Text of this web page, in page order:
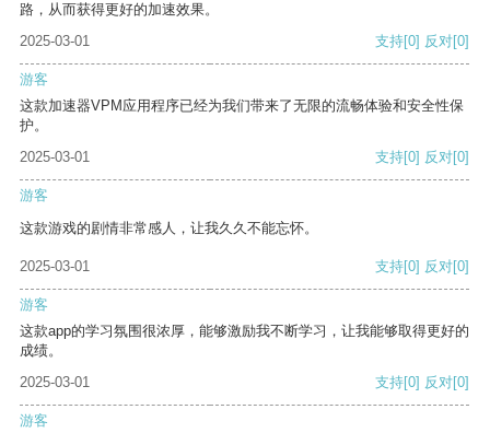
路，从而获得更好的加速效果。
2025-03-01
支持[0] 反对[0]
游客
这款加速器VPM应用程序已经为我们带来了无限的流畅体验和安全性保
护。
2025-03-01
支持[0] 反对[0]
游客
这款游戏的剧情非常感人，让我久久不能忘怀。
2025-03-01 支持[0] 反对[0]
游客
这款app的学习氛围很浓厚，能够激励我不断学习，让我能够取得更好的
成绩。
2025-03-01
支持[0] 反对[0]
游客